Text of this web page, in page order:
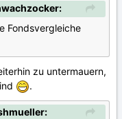
Fondsvergleiche
zu untermauern,
.